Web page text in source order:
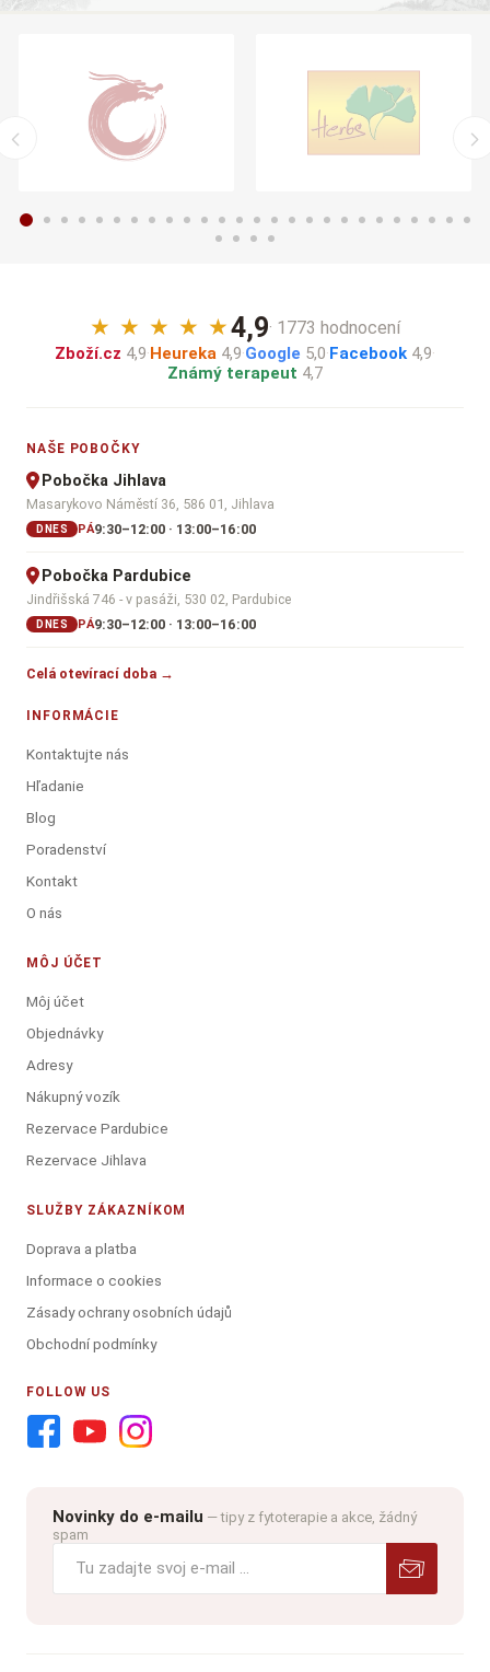
★ ★ ★ ★ ★4,9· 1773 hodnocení
Zboží.cz 4,9·Heureka 4,9·Google 5,0·Facebook 4,9·
Známý terapeut 4,7
NAŠE POBOČKY
Pobočka Jihlava
Masarykovo Náměstí 36, 586 01, Jihlava
DNES PÁ9:30–12:00 · 13:00–16:00
Pobočka Pardubice
Jindřišská 746 - v pasáži, 530 02, Pardubice
DNES PÁ9:30–12:00 · 13:00–16:00
Celá otevírací doba →
INFORMÁCIE
Kontaktujte nás
Hľadanie
Blog
Poradenství
Kontakt
O nás
MÔJ ÚČET
Môj účet
Objednávky
Adresy
Nákupný vozík
Rezervace Pardubice
Rezervace Jihlava
SLUŽBY ZÁKAZNÍKOM
Doprava a platba
Informace o cookies
Zásady ochrany osobních údajů
Obchodní podmínky
FOLLOW US
Novinky do e-mailu — tipy z fytoterapie a akce, žádný
spam